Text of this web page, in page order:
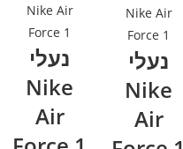
Nike Air
Force 1
נעלי
Nike
Air
Nike Air
Force 1
נעלי
Nike
Air